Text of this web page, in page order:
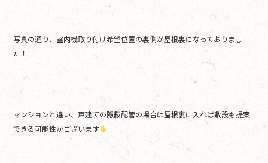
写真の通り、室内機取り付け希望位置の裏側が屋根裏になっておりまし
た！
マンションと違い、戸建ての隠蔽配管の場合は屋根裏に入れば敷設も提案
できる可能性がございます